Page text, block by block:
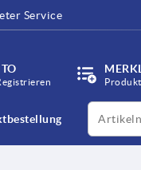
Service